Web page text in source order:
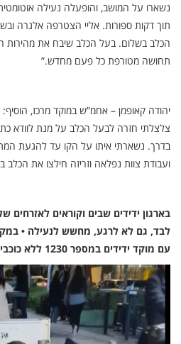
נשארו על המושב, והופעלה נעילה
תוך דקות ספורות. אליי הצטרפה אלגרה
הכלב בשלום. בעל הכלב שיבח את מהירות
תחושה מטורפת כל פעם מחדש.”
יהודה קאופמן – אחמ”ש במוקד מרכז,
צלצלתי חזרה לבעל הכלב על מנת לוודא
בדרך. נשארתי איתו על הקו עד להגעת
ועבודת צוות נפלאה וזריזה חילצו את
בארגון ידידים שבים וקוראים
לבד, גם לא לרגע, מחשש לנעילה •
עם מוקד ידידים במספר 1230 ללא כוכבית